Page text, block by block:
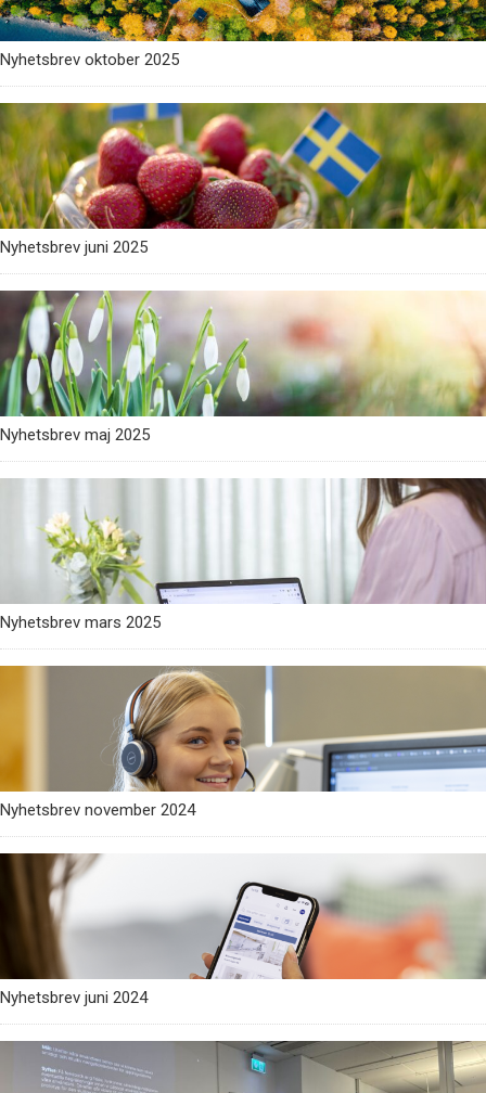
Nyhetsbrev oktober 2025
Nyhetsbrev juni 2025
Nyhetsbrev maj 2025
Nyhetsbrev mars 2025
Nyhetsbrev november 2024
Nyhetsbrev juni 2024